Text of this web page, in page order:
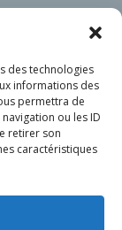
des technologies
informations des
permettra de
ou les ID
retirer son
caractéristiques